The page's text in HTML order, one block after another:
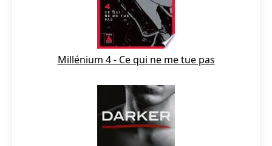
Millénium 4 - Ce qui ne me tue pas